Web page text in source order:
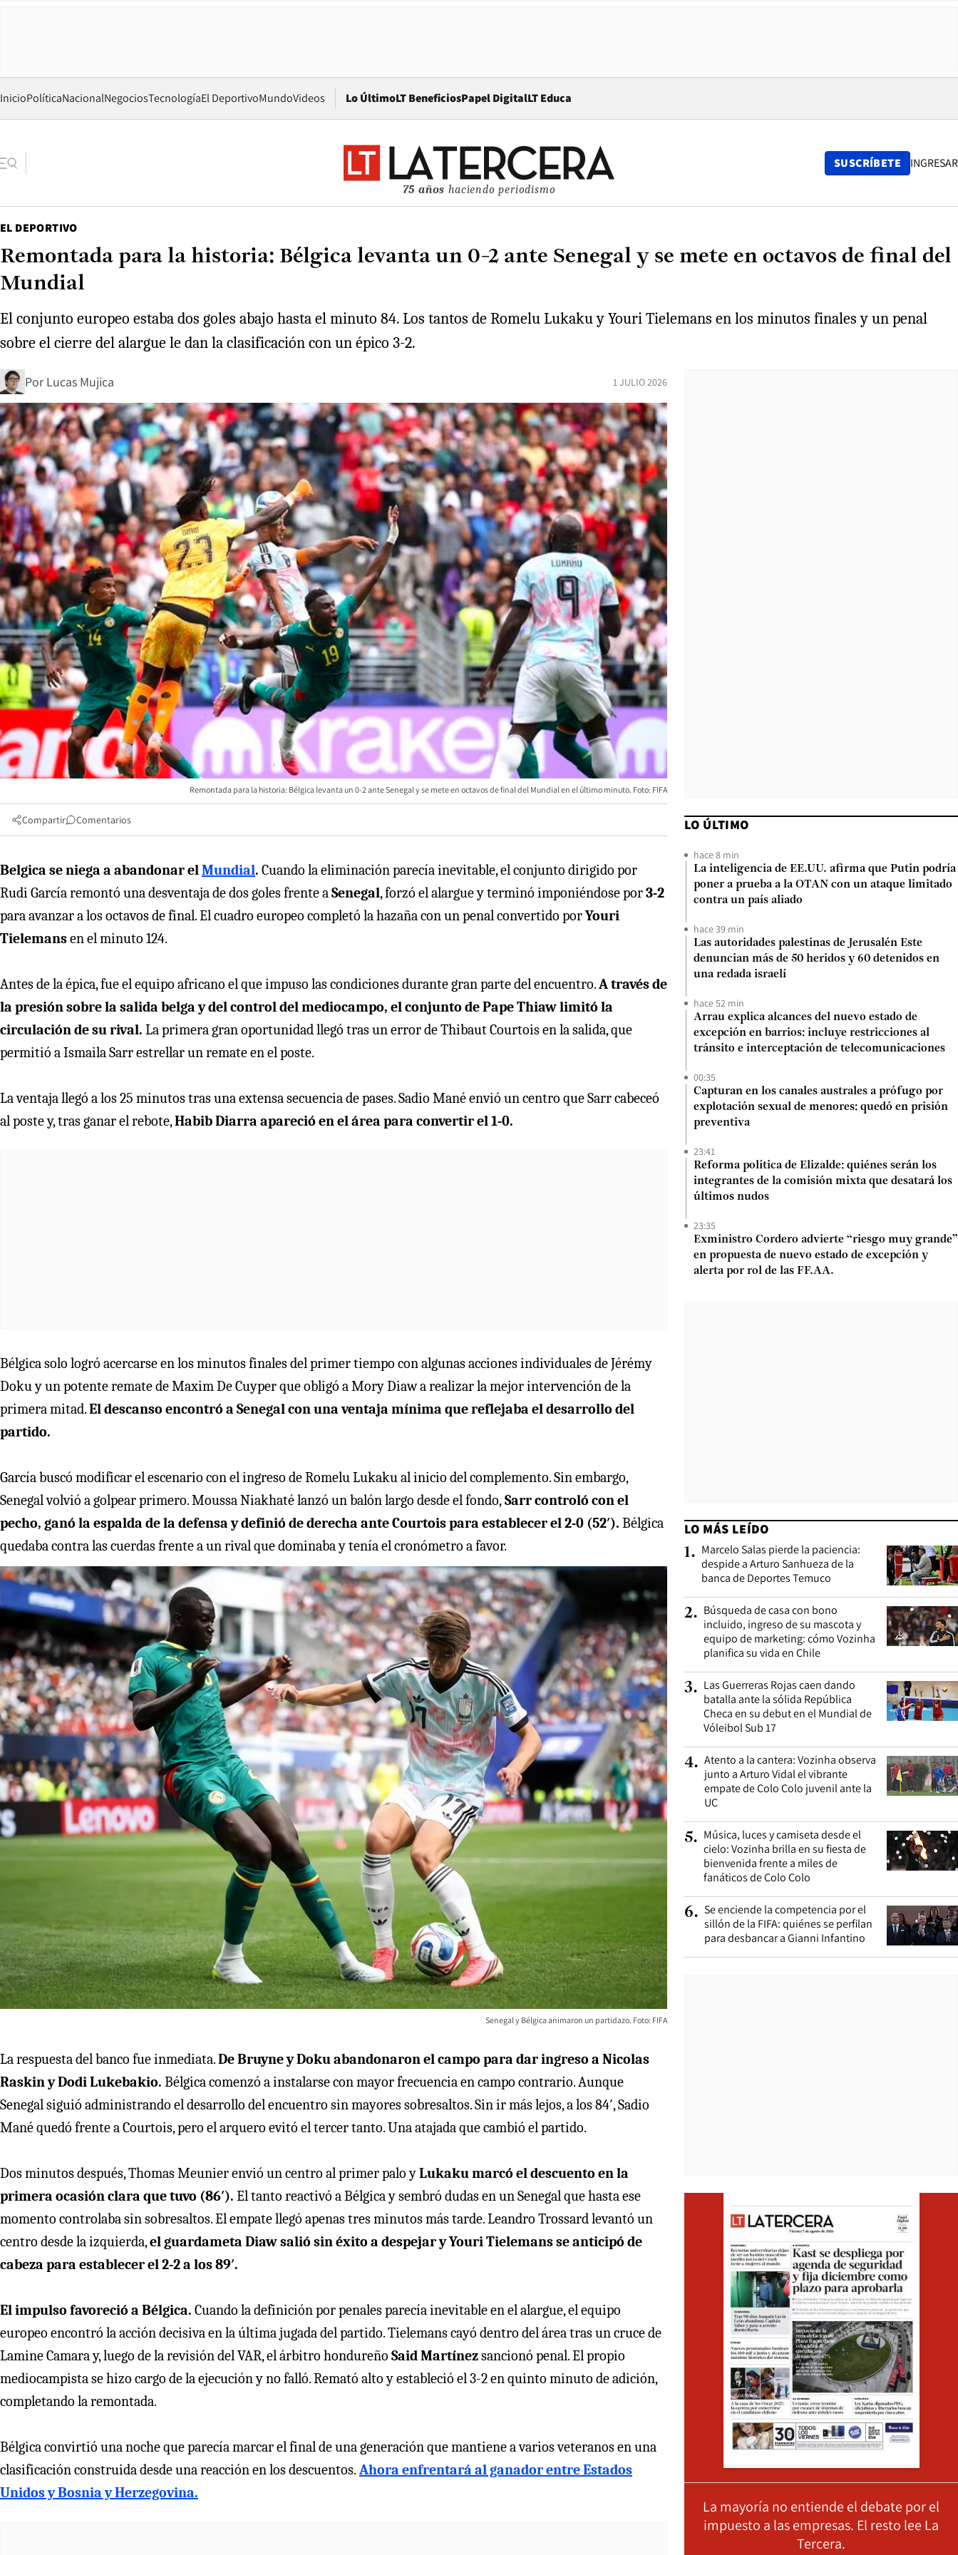
InicioPolíticaNacionalNegociosTecnologíaEl DeportivoMundoVideos Lo ÚltimoLT BeneficiosPapel DigitalOpens in new window
LT Educa
75 años haciendo periodismo
SUSCRÍBETE INGRESAR
EL DEPORTIVO
Remontada para la historia: Bélgica levanta un 0-2 ante Senegal y se mete en octavos de final del
Mundial
El conjunto europeo estaba dos goles abajo hasta el minuto 84. Los tantos de Romelu Lukaku y Youri Tielemans en los minutos finales y un penal
sobre el cierre del alargue le dan la clasificación con un épico 3-2.
Por Lucas Mujica 1 JULIO 2026
Remontada para la historia: Bélgica levanta un 0-2 ante Senegal y se mete en octavos de final del Mundial en el último minuto. Foto: FIFA
Compartir Comentarios
Belgica se niega a abandonar elMundial. Cuando la eliminación parecía inevitable, el conjunto dirigido por
Rudi García remontó una desventaja de dos goles frente aSenegal, forzó el alargue y terminó imponiéndose por3-2
para avanzar a los octavos de final. El cuadro europeo completó la hazaña con un penal convertido porYouri
Tielemansen el minuto 124.
Antes de la épica, fue el equipo africano el que impuso las condiciones durante gran parte del encuentro.A través de
la presión sobre la salida belga y del control del mediocampo, el conjunto de Pape Thiaw limitó la
circulación de su rival. La primera gran oportunidad llegó tras un error de Thibaut Courtois en la salida, que
permitió a Ismaila Sarr estrellar un remate en el poste.
La ventaja llegó a los 25 minutos tras una extensa secuencia de pases. Sadio Mané envió un centro que Sarr cabeceó
al poste y, tras ganar el rebote,Habib Diarra apareció en el área para convertir el 1-0.
Bélgica solo logró acercarse en los minutos finales del primer tiempo con algunas acciones individuales de Jérémy
Doku y un potente remate de Maxim De Cuyper que obligó a Mory Diaw a realizar la mejor intervención de la
primera mitad.El descanso encontró a Senegal con una ventaja mínima que reflejaba el desarrollo del
partido.
García buscó modificar el escenario con el ingreso de Romelu Lukaku al inicio del complemento. Sin embargo,
Senegal volvió a golpear primero. Moussa Niakhaté lanzó un balón largo desde el fondo,Sarr controló con el
pecho, ganó la espalda de la defensa y definió de derecha ante Courtois para establecer el 2-0 (52′). Bélgica
quedaba contra las cuerdas frente a un rival que dominaba y tenía el cronómetro a favor.
Senegal y Bélgica animaron un partidazo. Foto: FIFA
La respuesta del banco fue inmediata.De Bruyne y Doku abandonaron el campo para dar ingreso a Nicolas
Raskin y Dodi Lukebakio. Bélgica comenzó a instalarse con mayor frecuencia en campo contrario. Aunque
Senegal siguió administrando el desarrollo del encuentro sin mayores sobresaltos. Sin ir más lejos, a los 84′, Sadio
Mané quedó frente a Courtois, pero el arquero evitó el tercer tanto. Una atajada que cambió el partido.
Dos minutos después, Thomas Meunier envió un centro al primer palo yLukaku marcó el descuento en la
primera ocasión clara que tuvo (86′). El tanto reactivó a Bélgica y sembró dudas en un Senegal que hasta ese
momento controlaba sin sobresaltos. El empate llegó apenas tres minutos más tarde. Leandro Trossard levantó un
centro desde la izquierda,el guardameta Diaw salió sin éxito a despejar y Youri Tielemans se anticipó de
cabeza para establecer el 2-2 a los 89′.
El impulso favoreció a Bélgica. Cuando la definición por penales parecía inevitable en el alargue, el equipo
europeo encontró la acción decisiva en la última jugada del partido. Tielemans cayó dentro del área tras un cruce de
Lamine Camara y, luego de la revisión del VAR, el árbitro hondureño Said Martínezsancionó penal. El propio
mediocampista se hizo cargo de la ejecución y no falló. Remató alto y estableció el 3-2 en quinto minuto de adición,
completando la remontada.
Bélgica convirtió una noche que parecía marcar el final de una generación que mantiene a varios veteranos en una
clasificación construida desde una reacción en los descuentos. Ahora enfrentará al ganador entre Estados
Unidos y Bosnia y Herzegovina.
LO ÚLTIMO
hace 8 min
La inteligencia de EE.UU. afirma que Putin podría
poner a prueba a la OTAN con un ataque limitado
contra un país aliado
hace 39 min
Las autoridades palestinas de Jerusalén Este
denuncian más de 50 heridos y 60 detenidos en
una redada israelí
hace 52 min
Arrau explica alcances del nuevo estado de
excepción en barrios: incluye restricciones al
tránsito e interceptación de telecomunicaciones
00:35
Capturan en los canales australes a prófugo por
explotación sexual de menores: quedó en prisión
preventiva
23:41
Reforma política de Elizalde: quiénes serán los
integrantes de la comisión mixta que desatará los
últimos nudos
23:35
Exministro Cordero advierte “riesgo muy grande”
en propuesta de nuevo estado de excepción y
alerta por rol de las FF.AA.
LO MÁS LEÍDO
1. Marcelo Salas pierde la paciencia:
despide a Arturo Sanhueza de la
banca de Deportes Temuco
2. Búsqueda de casa con bono
incluido, ingreso de su mascota y
equipo de marketing: cómo Vozinha
planifica su vida en Chile
3. Las Guerreras Rojas caen dando
batalla ante la sólida República
Checa en su debut en el Mundial de
Vóleibol Sub 17
4. Atento a la cantera: Vozinha observa
junto a Arturo Vidal el vibrante
empate de Colo Colo juvenil ante la
UC
5. Música, luces y camiseta desde el
cielo: Vozinha brilla en su fiesta de
bienvenida frente a miles de
fanáticos de Colo Colo
6. Se enciende la competencia por el
sillón de la FIFA: quiénes se perfilan
para desbancar a Gianni Infantino
La mayoría no entiende el debate por el
impuesto a las empresas. El resto lee La
Tercera.